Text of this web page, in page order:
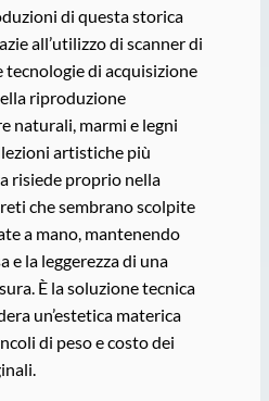
di questa storica
all’utilizzo di scanner di
tecnologie di acquisizione
riproduzione
naturali, marmi e legni
artistiche più
risiede proprio nella
che sembrano scolpite
a mano, mantenendo
e la leggerezza di una
È la soluzione tecnica
un’estetica materica
di peso e costo dei